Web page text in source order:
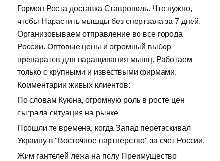
Гормон Роста доставка Ставрополь. Что нужно,
чтобы Нарастить мышцы без спортзала за 7 дней.
Организовываем отправление во все города
России. Оптовые цены и огромный выбор
препаратов для наращивания мышц. Работаем
только с крупными и извествыми фирмами.
Комментарии живых клиентов:
По словам Куюна, огромную роль в росте цен
сыграла ситуация на рынке.
Прошли те времена, когда Запад перетаскивал
Украину в "Восточное партнерство" за счет России.
Жим гантелей лежа на полу Преимущество